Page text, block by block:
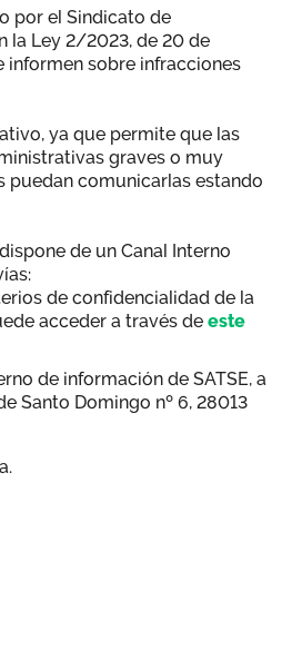
por el Sindicato de
la Ley 2/2023, de 20 de
informen sobre infracciones
ya que permite que las
graves o muy
puedan comunicarlas estando
de un Canal Interno
de confidencialidad de la
acceder a través de este
de información de SATSE, a
Santo Domingo nº 6, 28013